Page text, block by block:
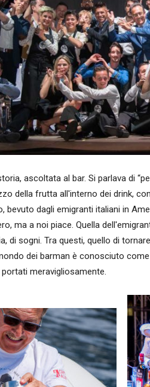
ascoltata al bar. Si parlava di
della frutta all'interno dei drink,
bevuto dagli emigranti italiani in
ma a noi piace. Quella
di sogni. Tra questi, quello di
dei barman è conosciuto
meravigliosamente.